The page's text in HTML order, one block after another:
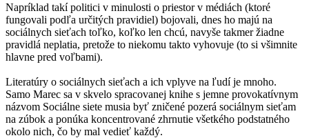
Napríklad takí politici v minulosti o priestor v médiách (ktoré
fungovali podľa určitých pravidiel) bojovali, dnes ho majú na
sociálnych sieťach toľko, koľko len chcú, navyše takmer žiadne
pravidlá neplatia, pretože to niekomu takto vyhovuje (to si všimnite
hlavne pred voľbami).
Literatúry o sociálnych sieťach a ich vplyve na ľudí je mnoho.
Samo Marec sa v skvelo spracovanej knihe s jemne provokatívnym
názvom Sociálne siete musia byť zničené pozerá sociálnym sieťam
na zúbok a ponúka koncentrované zhrnutie všetkého podstatného
okolo nich, čo by mal vedieť každý.